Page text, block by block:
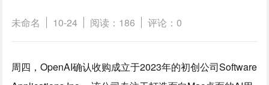
未命名 10-24 阅读：186 评论：0
周四，OpenAI确认收购成立于2023年的初创公司Software